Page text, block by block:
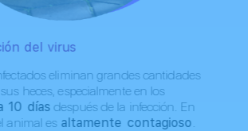
del virus
eliminan grandes cantidades
heces, especialmente en los
10 días después de la infección. En
animal es altamente contagioso